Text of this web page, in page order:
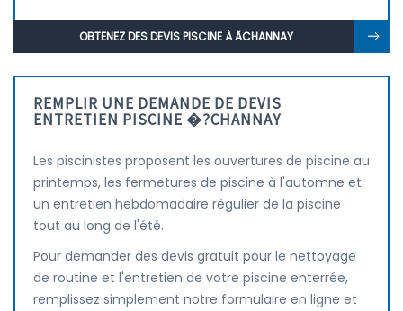
OBTENEZ DES DEVIS PISCINE À ÃCHANNAY
REMPLIR UNE DEMANDE DE DEVIS
ENTRETIEN PISCINE �?CHANNAY
Les piscinistes proposent les ouvertures de piscine au
printemps, les fermetures de piscine à l'automne et
un entretien hebdomadaire régulier de la piscine
tout au long de l'été.
Pour demander des devis gratuit pour le nettoyage
de routine et l'entretien de votre piscine enterrée,
remplissez simplement notre formulaire en ligne et